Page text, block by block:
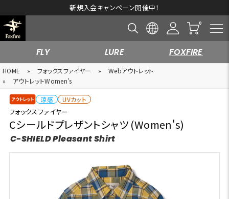
新規入会キャンペーン開催中！
FLY LURE FOXFIRE
HOME » フォックスファイヤー »
Webアウトレット
»
アウトレットWomen's
涼感 UVカット
フォックスファイヤー
Cシールドプレザントシャツ (Women's)
C-SHIELD Pleasant Shirt